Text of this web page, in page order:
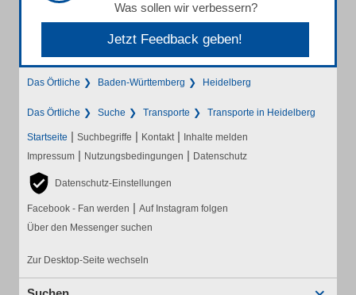
Was sollen wir verbessern?
Jetzt Feedback geben!
Das Örtliche Baden-Württemberg Heidelberg
Das Örtliche Suche Transporte Transporte in Heidelberg
Startseite | Suchbegriffe | Kontakt | Inhalte melden
Impressum | Nutzungsbedingungen | Datenschutz
Datenschutz-Einstellungen
Facebook - Fan werden | Auf Instagram folgen
Über den Messenger suchen
Zur Desktop-Seite wechseln